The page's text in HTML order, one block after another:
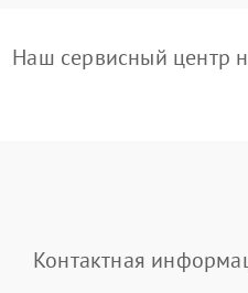
Наш сервисный центр
Контактная